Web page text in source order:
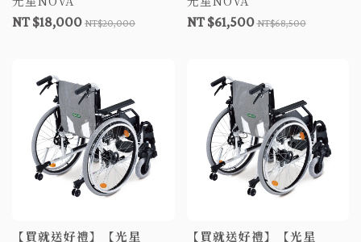
灣製 介護鼓剎型 高荷重型
移位型輪椅 調整移位型 手
NT $18,000 NT$20,000
可調 電輪 折背 拆腳 輕便型
可收折 輪椅
NT $61,500NT$68,500
【買就送好禮】【光星
【買就送好禮】【光星